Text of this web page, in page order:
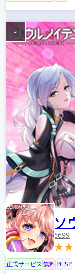
ソ
6699
-
正式サービス無料PCSP